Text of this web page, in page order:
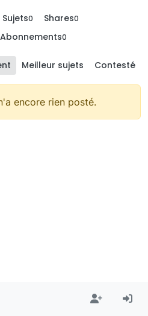
Sujets0 Shares0
Abonnements0
Meilleur sujets Contesté
encore rien posté.